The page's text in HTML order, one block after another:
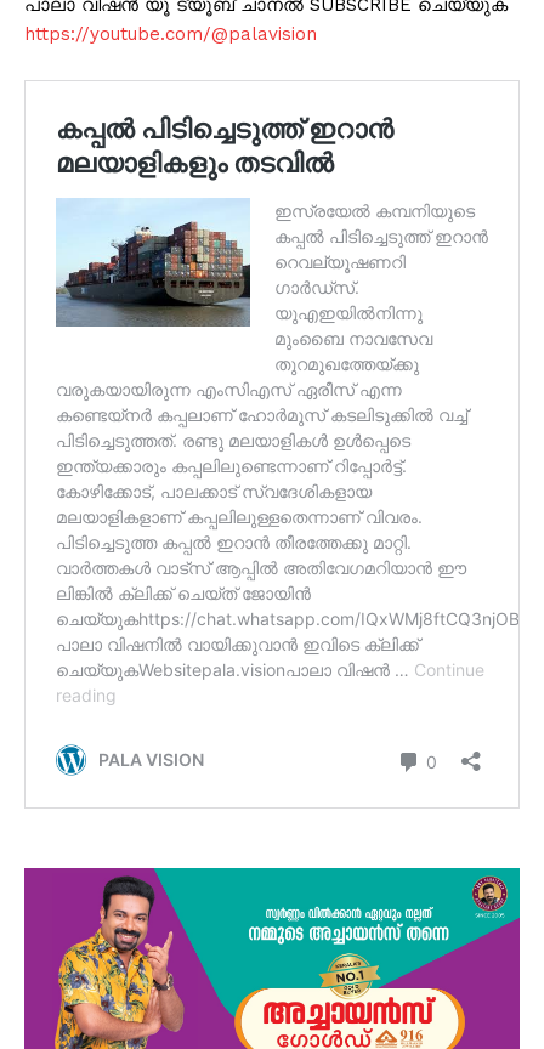
പാലാ വിഷൻ യൂ ട്യൂബ് ചാനൽ SUBSCRIBE ചെയ്യുക
https://youtube.com/@palavision